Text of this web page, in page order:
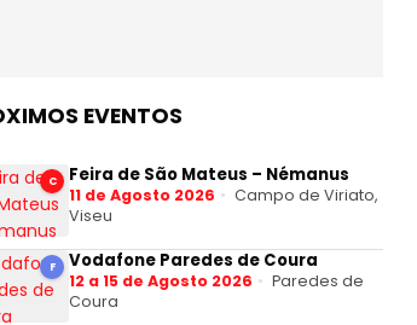
EVENTOS
C Feira de São Mateus – Némanus
11 de Agosto 2026
Campo de Viriato,
Viseu
F Vodafone Paredes de Coura
12 a 15 de Agosto 2026
Paredes de
Coura